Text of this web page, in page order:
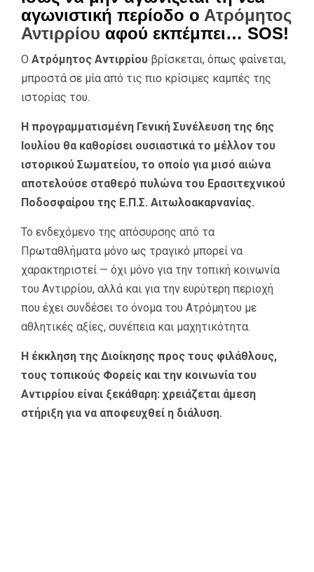
αγωνιστική περίοδο ο Ατρόμητος
Αντιρρίου αφού εκπέμπει… SOS!
Ο Ατρόμητος Αντιρρίου βρίσκεται, όπως φαίνεται,
μπροστά σε μία από τις πιο κρίσιμες καμπές της
ιστορίας του.
Η προγραμματισμένη Γενική Συνέλευση της 6ης
Ιουλίου θα καθορίσει ουσιαστικά το μέλλον του
ιστορικού Σωματείου, το οποίο για μισό αιώνα
αποτελούσε σταθερό πυλώνα του Ερασιτεχνικού
Ποδοσφαίρου της Ε.Π.Σ. Αιτωλοακαρνανίας.
Το ενδεχόμενο της απόσυρσης από τα
Πρωταθλήματα μόνο ως τραγικό μπορεί να
χαρακτηριστεί — όχι μόνο για την τοπική κοινωνία
του Αντιρρίου, αλλά και για την ευρύτερη περιοχή
που έχει συνδέσει το όνομα του Ατρόμητου με
αθλητικές αξίες, συνέπεια και μαχητικότητα.
Η έκκληση της Διοίκησης προς τους φιλάθλους,
τους τοπικούς Φορείς και την κοινωνία του
Αντιρρίου είναι ξεκάθαρη: χρειάζεται άμεση
στήριξη για να αποφευχθεί η διάλυση.